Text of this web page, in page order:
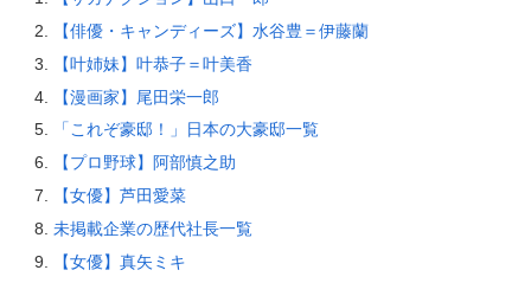
【俳優・キャンディーズ】水谷豊＝伊藤蘭
【叶姉妹】叶恭子＝叶美香
【漫画家】尾田栄一郎
「これぞ豪邸！」日本の大豪邸一覧
【プロ野球】阿部慎之助
【女優】芦田愛菜
未掲載企業の歴代社長一覧
【女優】真矢ミキ